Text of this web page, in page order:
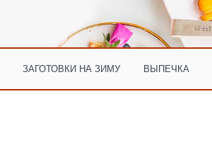
ЗАГОТОВКИ НА ЗИМУ ВЫПЕЧКА